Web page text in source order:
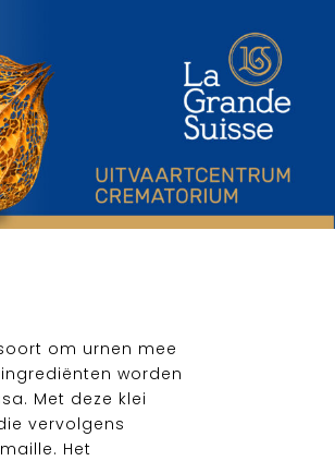
om urnen mee
worden
Met deze klei
vervolgens
Het